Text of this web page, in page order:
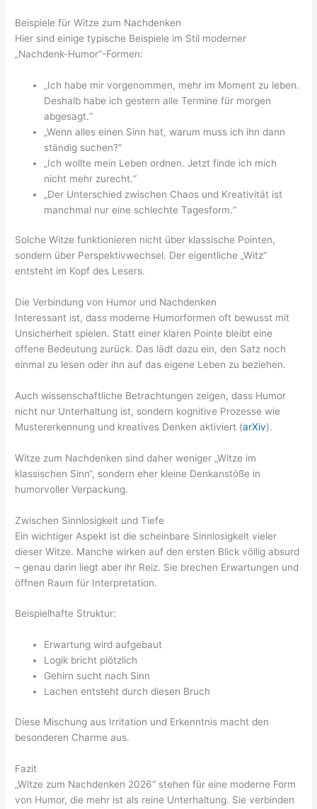
Beispiele für Witze zum Nachdenken
Hier sind einige typische Beispiele im Stil moderner
„Nachdenk-Humor“-Formen:
„Ich habe mir vorgenommen, mehr im Moment zu leben.
Deshalb habe ich gestern alle Termine für morgen
abgesagt.“
„Wenn alles einen Sinn hat, warum muss ich ihn dann
ständig suchen?“
„Ich wollte mein Leben ordnen. Jetzt finde ich mich
nicht mehr zurecht.“
„Der Unterschied zwischen Chaos und Kreativität ist
manchmal nur eine schlechte Tagesform.“
Solche Witze funktionieren nicht über klassische Pointen,
sondern über Perspektivwechsel. Der eigentliche „Witz“
entsteht im Kopf des Lesers.
Die Verbindung von Humor und Nachdenken
Interessant ist, dass moderne Humorformen oft bewusst mit
Unsicherheit spielen. Statt einer klaren Pointe bleibt eine
offene Bedeutung zurück. Das lädt dazu ein, den Satz noch
einmal zu lesen oder ihn auf das eigene Leben zu beziehen.
Auch wissenschaftliche Betrachtungen zeigen, dass Humor
nicht nur Unterhaltung ist, sondern kognitive Prozesse wie
Mustererkennung und kreatives Denken aktiviert (arXiv).
Witze zum Nachdenken sind daher weniger „Witze im
klassischen Sinn“, sondern eher kleine Denkanstöße in
humorvoller Verpackung.
Zwischen Sinnlosigkeit und Tiefe
Ein wichtiger Aspekt ist die scheinbare Sinnlosigkeit vieler
dieser Witze. Manche wirken auf den ersten Blick völlig absurd
– genau darin liegt aber ihr Reiz. Sie brechen Erwartungen und
öffnen Raum für Interpretation.
Beispielhafte Struktur:
Erwartung wird aufgebaut
Logik bricht plötzlich
Gehirn sucht nach Sinn
Lachen entsteht durch diesen Bruch
Diese Mischung aus Irritation und Erkenntnis macht den
besonderen Charme aus.
Fazit
„Witze zum Nachdenken 2026“ stehen für eine moderne Form
von Humor, die mehr ist als reine Unterhaltung. Sie verbinden